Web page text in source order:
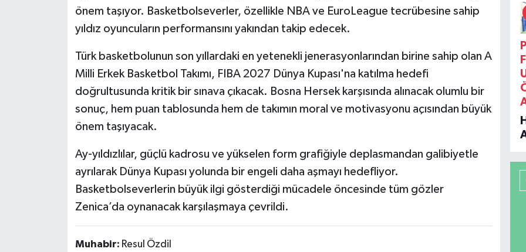
önem taşıyor. Basketbolseverler, özellikle NBA ve EuroLeague tecrübesine sahip
yıldız oyuncuların performansını yakından takip edecek.
Türk basketbolunun son yıllardaki en yetenekli jenerasyonlarından birine sahip olan A
Milli Erkek Basketbol Takımı, FIBA 2027 Dünya Kupası'na katılma hedefi
doğrultusunda kritik bir sınava çıkacak. Bosna Hersek karşısında alınacak olumlu bir
sonuç, hem puan tablosunda hem de takımın moral ve motivasyonu açısından büyük
önem taşıyacak.
Ay-yıldızlılar, güçlü kadrosu ve yükselen form grafiğiyle deplasmandan galibiyetle
ayrılarak Dünya Kupası yolunda bir engeli daha aşmayı hedefliyor.
Basketbolseverlerin büyük ilgi gösterdiği mücadele öncesinde tüm gözler
Zenica’da oynanacak karşılaşmaya çevrildi.
Muhabir: Resul Özdil